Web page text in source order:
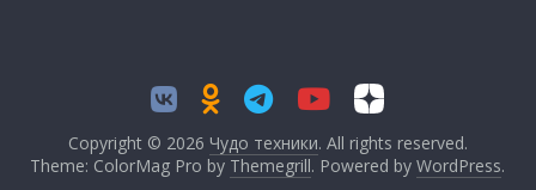
Copyright © 2026 Чудо техники. All rights reserved.
Theme: ColorMag Pro by Themegrill. Powered byWordPress.